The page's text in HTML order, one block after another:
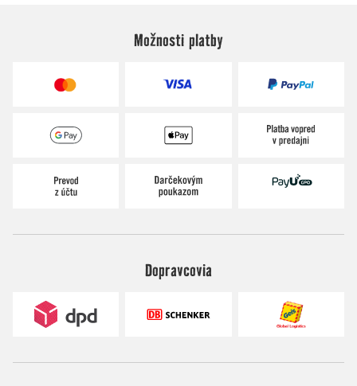
Možnosti platby
Dopravcovia